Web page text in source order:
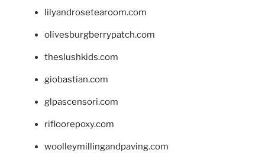
lilyandrosetearoom.com
olivesburgberrypatch.com
theslushkids.com
giobastian.com
glpascensori.com
rifloorepoxy.com
woolleymillingandpaving.com